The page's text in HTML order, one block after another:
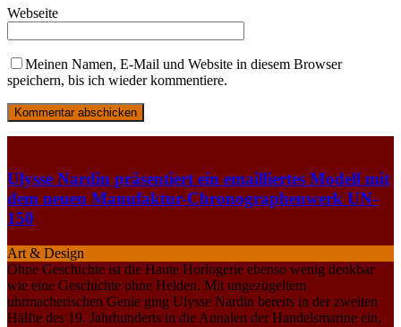
Webseite
Meinen Namen, E-Mail und Website in diesem Browser
speichern, bis ich wieder kommentiere.
Ulysse Nardin präsentiert ein emailliertes Modell mit
dem neuen Manufaktur-Chronographenwerk UN-
150
Art & Design
Ohne Geschichte ist die Haute Horlogerie ebenso wenig denkbar
wie eine Geschichte ohne Helden. Mit ungezügeltem
uhrmacherischen Genie ging Ulysse Nardin bereits in der zweiten
Hälfte des 19. Jahrhunderts in die Annalen der Handelsmarine ein,